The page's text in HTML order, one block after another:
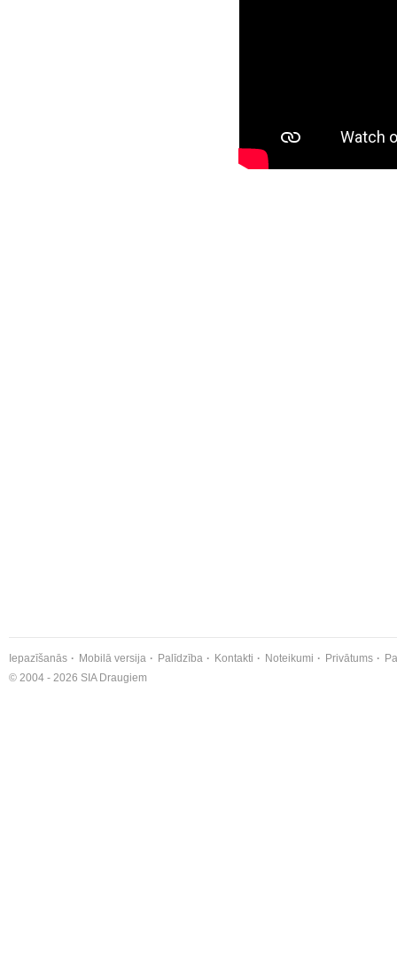
Iepazīšanās Mobilā versija Palīdzība Kontakti Noteikumi Privātums
© 2004 - 2026 SIA Draugiem